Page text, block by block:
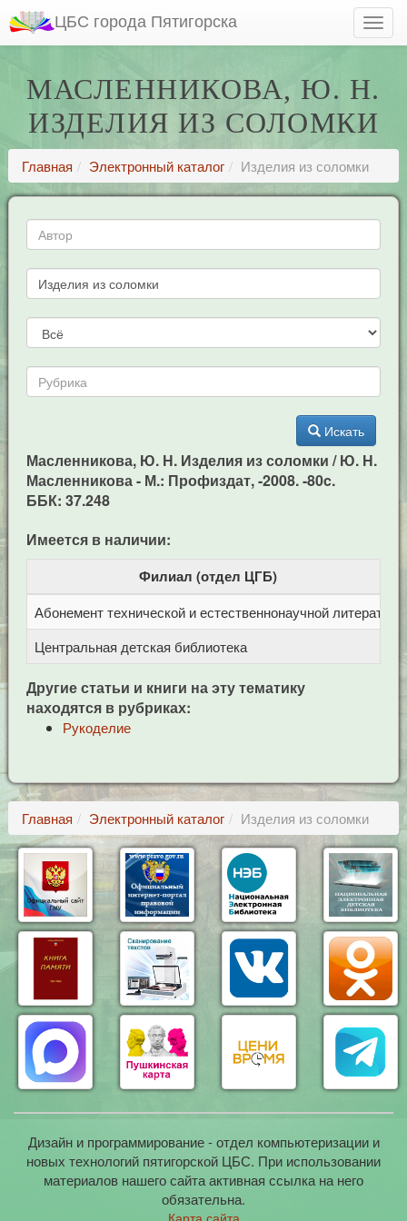
ЦБС города Пятигорска
МАСЛЕННИКОВА, Ю. Н.
ИЗДЕЛИЯ ИЗ СОЛОМКИ
Главная Электронный каталог Изделия из соломки
Искать
Масленникова, Ю. Н. Изделия из соломки / Ю. Н.
Масленникова - М.: Профиздат, -2008. -80c.
ББК: 37.248
Имеется в наличии:
Филиал (отдел ЦГБ)
Абонемент технической и естественнонаучной литерат
Центральная детская библиотека
Другие статьи и книги на эту тематику
находятся в рубриках:
Рукоделие
Главная Электронный каталог Изделия из соломки
Дизайн и программирование - отдел компьютеризации и
новых технологий пятигорской ЦБС. При использовании
материалов нашего сайта активная ссылка на него
обязательна.